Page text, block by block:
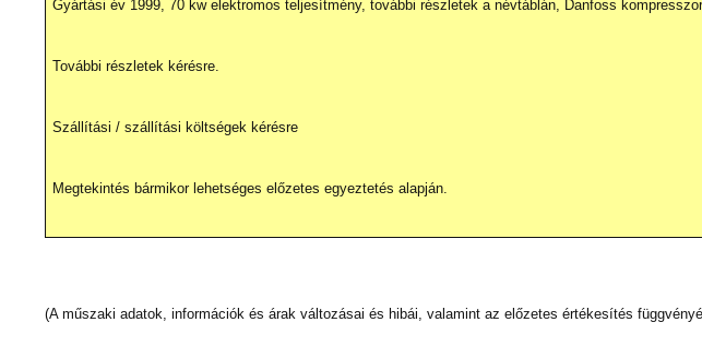
Gyártási év 1999, 70 kw elektromos teljesítmény, további részletek a névtáblán, Danfoss
További részletek kérésre.
Szállítási / szállítási költségek kérésre
Megtekintés bármikor lehetséges előzetes egyeztetés alapján.
(A műszaki adatok, információk és árak változásai és hibái, valamint az előzetes értékesítés